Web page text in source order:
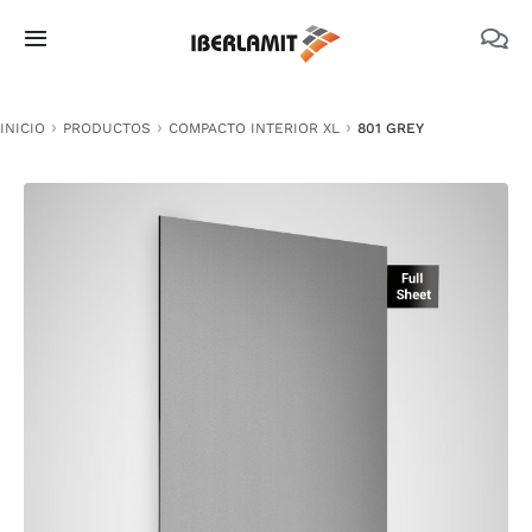
Toggle
NOSOTROS
INICIO PRODUCTOS COMPACTO INTERIOR XL 801 GREY